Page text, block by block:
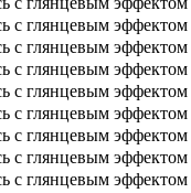
с глянцевым эффектом
с глянцевым эффектом
с глянцевым эффектом
с глянцевым эффектом
с глянцевым эффектом
с глянцевым эффектом
с глянцевым эффектом
с глянцевым эффектом